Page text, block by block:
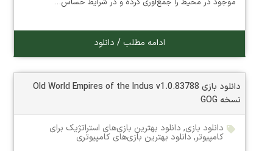
موجود در محیط را جمع‌آوری کرده و در شرایط حساس…
ادامه مطلب / دانلود
دانلود بازی Old World Empires of the Indus v1.0.83788
نسخه GOG
دانلود بازی, دانلود بهترین بازی‌های استراتژیک برای
کامپیوتر, دانلود بهترین بازی‌های کامپیوتری